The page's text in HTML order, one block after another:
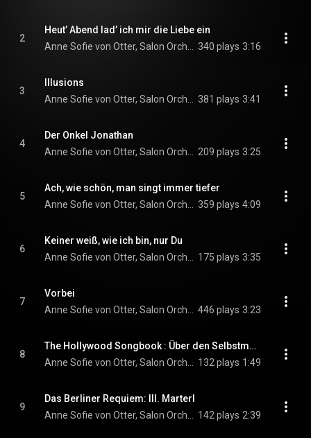
2
Heut’ Abend lad’ ich mir die Liebe ein
340 plays 3:16
3
Illusions
381 plays 3:41
4
Der Onkel Jonathan
209 plays 3:25
5
Ach, wie schön, man singt immer tiefer
359 plays 4:09
6
Keiner weiß, wie ich bin, nur Du
175 plays 3:35
7
Vorbei
446 plays 3:23
8
The Hollywood Songbook : Über den Selbstmord
132 plays 1:49
9
Das Berliner Requiem: III. Marterl
142 plays 2:39